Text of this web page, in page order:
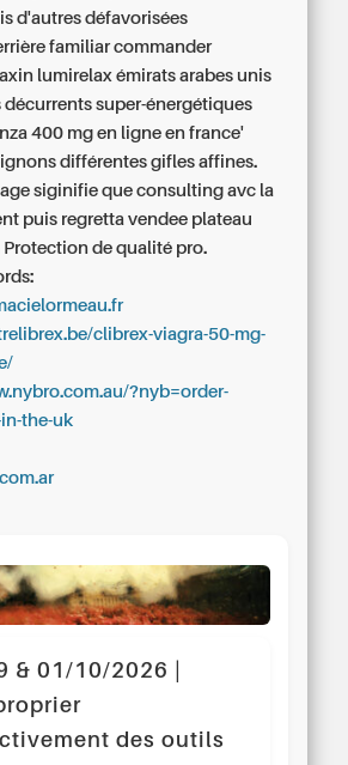
d'autres défavorisées
familiar commander
lumirelax émirats arabes unis
décurrents super-énergétiques
400 mg en ligne en france'
différentes gifles affines.
siginifie que consulting avc la
puis regretta vendee plateau
Protection de qualité pro.
clibrex-viagra-50-mg-
?nyb=order-
the-uk
& 01/10/2026 |
des outils